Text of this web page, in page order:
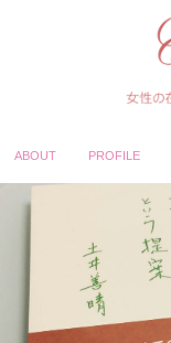
ABOUT PROFILE